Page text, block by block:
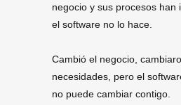
negocio y sus procesos han
el software no lo hace.
Cambió el negocio,
necesidades, pero el
no puede cambiar contigo.